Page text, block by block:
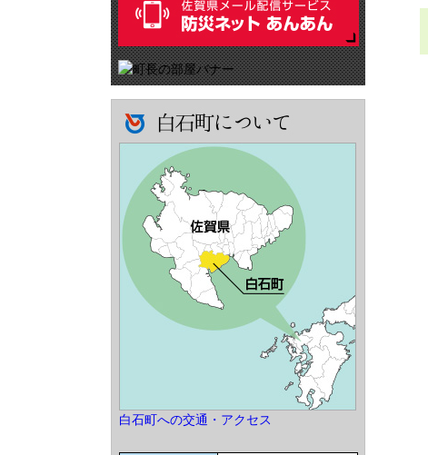
白石町への交通・アクセス